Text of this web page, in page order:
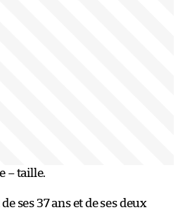
– taille.
ses 37 ans et de ses deux